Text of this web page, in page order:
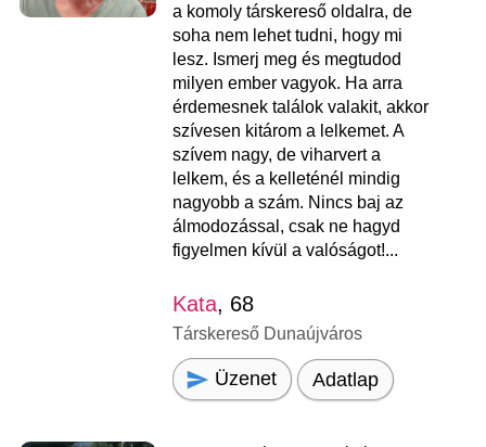
a komoly társkereső oldalra, de
soha nem lehet tudni, hogy mi
lesz. Ismerj meg és megtudod
milyen ember vagyok. Ha arra
érdemesnek találok valakit, akkor
szívesen kitárom a lelkemet. A
szívem nagy, de viharvert a
lelkem, és a kelleténél mindig
nagyobb a szám. Nincs baj az
álmodozással, csak ne hagyd
figyelmen kívül a valóságot!...
Kata, 68
Társkereső Dunaújváros
Üzenet Adatlap